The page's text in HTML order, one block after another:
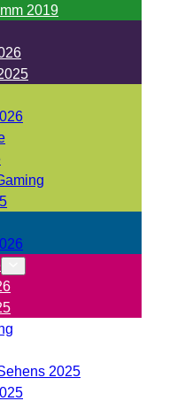
2019
2025